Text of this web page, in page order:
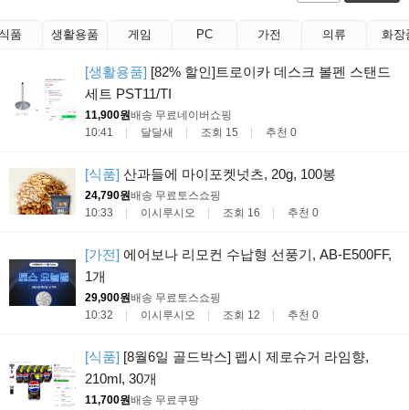
품 생활용품 게임 PC 가전 의류 화장
[생활용품] [82% 할인]트로이카 데스크 볼펜 스탠드
세트 PST11/TI
11,900원배송 무료네이버쇼핑
10:41
달달새 조회 15 추천 0
[식품] 산과들에 마이포켓넛츠, 20g, 100봉
24,790원배송 무료토스쇼핑
10:33
이시루시오 조회 16 추천 0
[가전] 에어보나 리모컨 수납형 선풍기, AB-E500FF,
1개
29,900원배송 무료토스쇼핑
10:32
이시루시오 조회 12 추천 0
[식품] [8월6일 골드박스] 펩시 제로슈거 라임향,
210ml, 30개
11,700원배송 무료쿠팡